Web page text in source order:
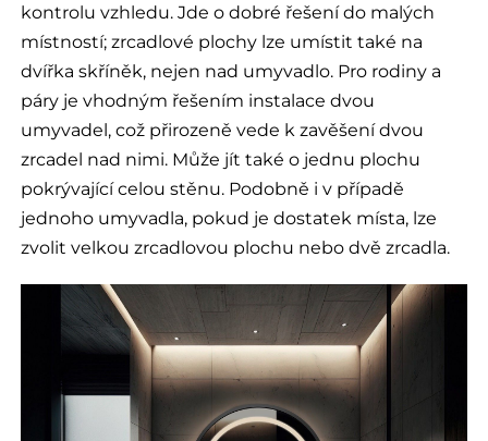
kontrolu vzhledu. Jde o dobré řešení do malých
místností; zrcadlové plochy lze umístit také na
dvířka skříněk, nejen nad umyvadlo. Pro rodiny a
páry je vhodným řešením instalace dvou
umyvadel, což přirozeně vede k zavěšení dvou
zrcadel nad nimi. Může jít také o jednu plochu
pokrývající celou stěnu. Podobně i v případě
jednoho umyvadla, pokud je dostatek místa, lze
zvolit velkou zrcadlovou plochu nebo dvě zrcadla.